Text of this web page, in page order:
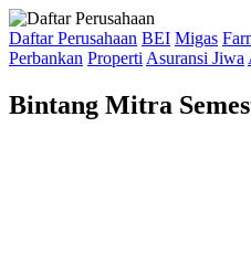
Daftar Perusahaan BEI Migas
Perbankan Properti Asuransi Jiwa
Bintang Mitra